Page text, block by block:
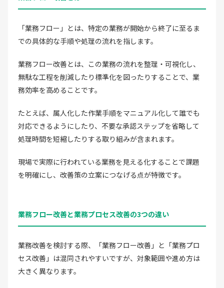
「業務フロー」とは、特定の業務が開始から終了に至るま
での具体的な手順や処理の流れを指します。
業務フロー改善とは、この業務の流れを整理・可視化し、
無駄な工程を削減したり標準化を図ったりすることで、業
務効率を高めることです。
たとえば、属人化した作業手順をマニュアル化して誰でも
対応できるようにしたり、不要な承認ステップを省略して
処理時間を短縮したりする取り組みが含まれます。
現場で実際に行われている業務を見える化することで課題
を明確にし、改善策の立案につなげる点が特徴です。
業務フロー改善と業務プロセス改善の3つの違い
業務改善を検討する際、「業務フロー改善」と「業務プロ
セス改善」は混同されやすいですが、対象範囲や進め方は
大きく異なります。